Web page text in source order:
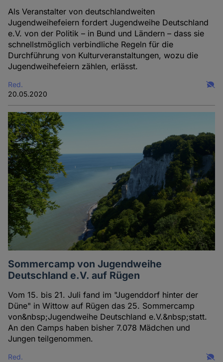
Als Veranstalter von deutschlandweiten
Jugendweihefeiern fordert Jugendweihe Deutschland
e.V. von der Politik – in Bund und Ländern – dass sie
schnellstmöglich verbindliche Regeln für die
Durchführung von Kulturveranstaltungen, wozu die
Jugendweihefeiern zählen, erlässt.
Red.
20.05.2020
Sommercamp von Jugendweihe
Deutschland e.V. auf Rügen
Vom 15. bis 21. Juli fand im "Jugenddorf hinter der
Düne" in Wittow auf Rügen das 25. Sommercamp
von&nbsp;Jugendweihe Deutschland e.V.&nbsp;statt.
An den Camps haben bisher 7.078 Mädchen und
Jungen teilgenommen.
Red.